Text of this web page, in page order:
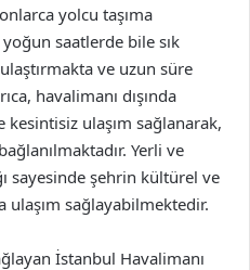
yolcu taşıma
saatlerde bile sık
ve uzun süre
havalimanı dışında
ulaşım sağlanarak,
Yerli ve
sayesinde şehrin kültürel ve
sağlayabilmektedir.
İstanbul Havalimanı